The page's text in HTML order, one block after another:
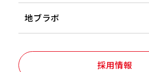
地ブラボ
採用情報